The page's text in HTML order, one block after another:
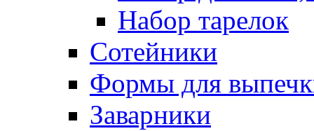
Набор тарелок
Сотейники
Формы для
Заварники